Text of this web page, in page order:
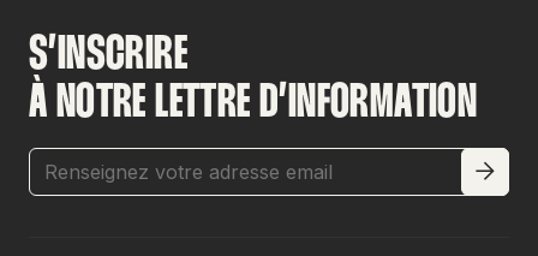
S’INSCRIRE
À NOTRE LETTRE D’INFORMATION